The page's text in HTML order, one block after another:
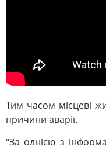
Тим часом місцеві
причини аварії.
"За однією з